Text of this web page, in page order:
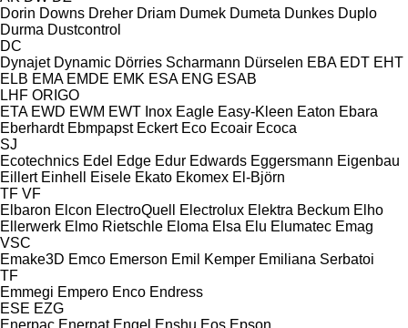
Dorin Downs Dreher Driam Dumek Dumeta Dunkes Duplo
Durma Dustcontrol
DC
Dynajet Dynamic Dörries Scharmann Dürselen EBA EDT EHT
ELB EMA EMDE EMK ESA ENG ESAB
LHF ORIGO
ETA EWD EWM EWT Inox Eagle Easy-Kleen Eaton Ebara
Eberhardt Ebmpapst Eckert Eco Ecoair Ecoca
SJ
Ecotechnics Edel Edge Edur Edwards Eggersmann Eigenbau
Eillert Einhell Eisele Ekato Ekomex El-Björn
TF VF
Elbaron Elcon ElectroQuell Electrolux Elektra Beckum Elho
Ellerwerk Elmo Rietschle Eloma Elsa Elu Elumatec Emag
VSC
Emake3D Emco Emerson Emil Kemper Emiliana Serbatoi
TF
Emmegi Empero Enco Endress
ESE EZG
Enerpac Enerpat Engel Enshu Eos Epson